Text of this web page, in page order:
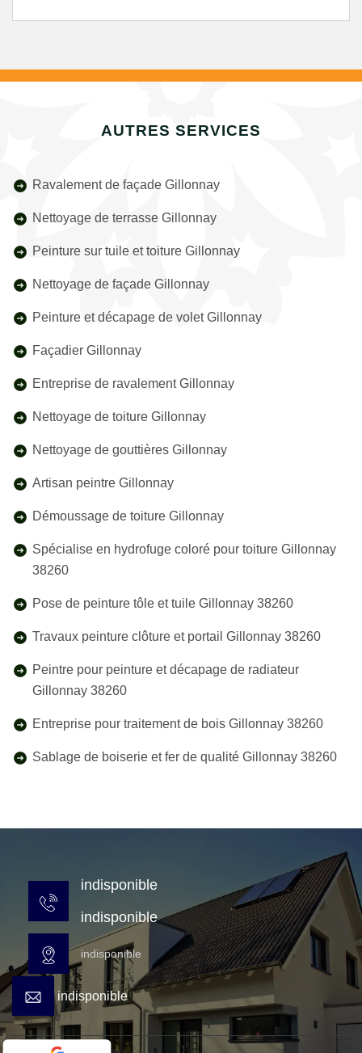
AUTRES SERVICES
Ravalement de façade Gillonnay
Nettoyage de terrasse Gillonnay
Peinture sur tuile et toiture Gillonnay
Nettoyage de façade Gillonnay
Peinture et décapage de volet Gillonnay
Façadier Gillonnay
Entreprise de ravalement Gillonnay
Nettoyage de toiture Gillonnay
Nettoyage de gouttières Gillonnay
Artisan peintre Gillonnay
Démoussage de toiture Gillonnay
Spécialise en hydrofuge coloré pour toiture Gillonnay
38260
Pose de peinture tôle et tuile Gillonnay 38260
Travaux peinture clôture et portail Gillonnay 38260
Peintre pour peinture et décapage de radiateur
Gillonnay 38260
Entreprise pour traitement de bois Gillonnay 38260
Sablage de boiserie et fer de qualité Gillonnay 38260
indisponible
indisponible
indisponible
indisponible